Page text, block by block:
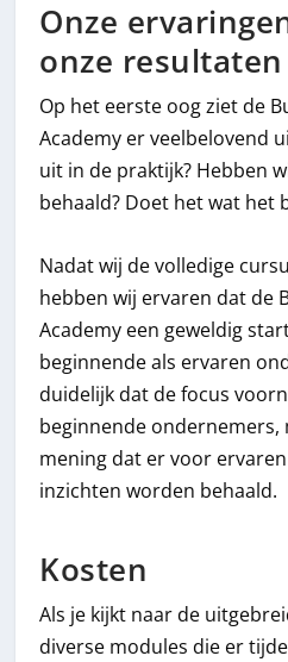
Onze
onze
Op het eerste oog ziet de
Academy er veelbelovend
uit in de praktijk? Hebben
behaald? Doet het wat het
Nadat wij de volledige
hebben wij ervaren dat de
Academy een geweldig
beginnende als ervaren
duidelijk dat de focus
beginnende ondernemers,
mening dat er voor
inzichten worden behaald.
Kosten
Als je kijkt naar de
diverse modules die er